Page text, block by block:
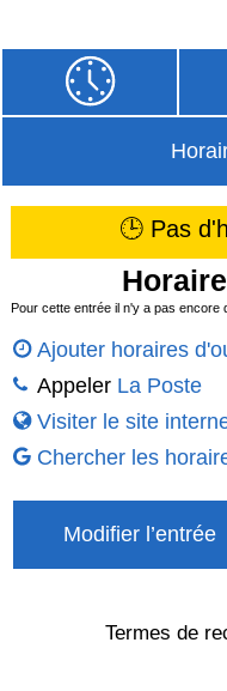
🕒 Pas
Pour cette entrée il n'y a pas encore
Ajouter horaires
Appeler La Poste
Visiter le site
Chercher les
Modifier l’entrée
Termes de